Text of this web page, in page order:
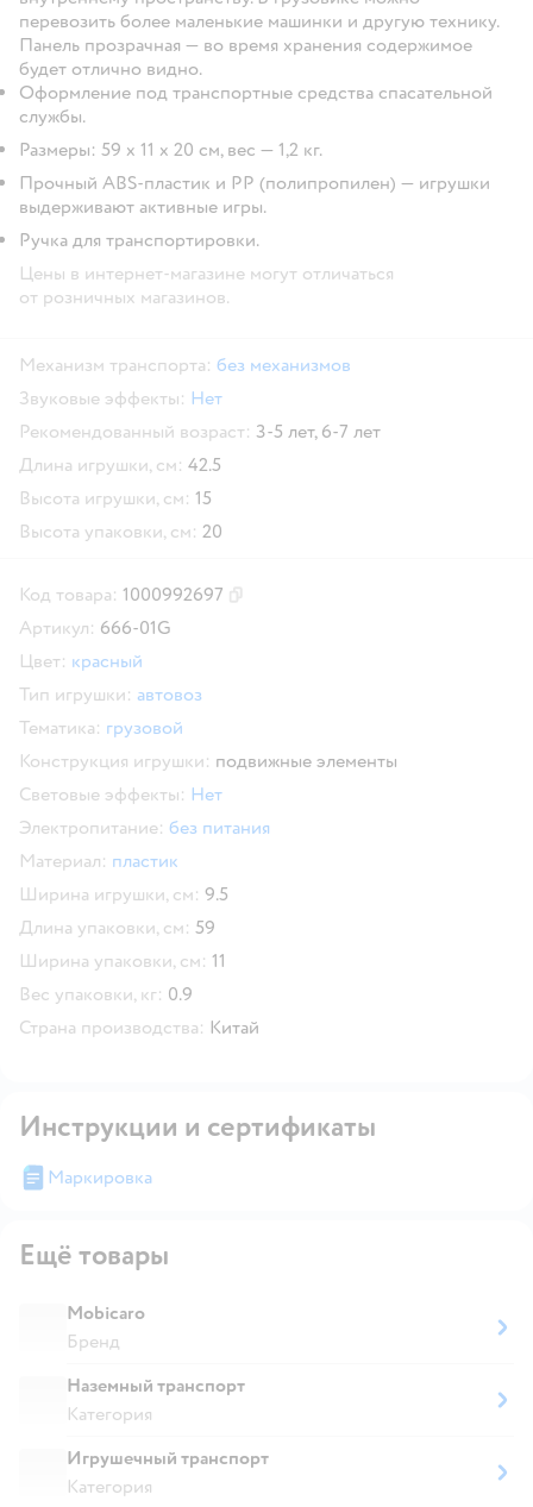
перевозить более маленькие машинки и другую технику.
Панель прозрачная — во время хранения содержимое
будет отлично видно.
Оформление под транспортные средства спасательной
службы.
Размеры: 59 х 11 х 20 см, вес — 1,2 кг.
Прочный ABS-пластик и PP (полипропилен) — игрушки
выдерживают активные игры.
Ручка для транспортировки.
Цены в интернет-магазине могут отличаться
от розничных магазинов.
Механизм транспорта: без механизмов
Звуковые эффекты: Нет
Рекомендованный возраст: 3-5 лет, 6-7 лет
Длина игрушки, см: 42.5
Высота игрушки, см: 15
Высота упаковки, см: 20
Код товара: 1000992697
Артикул: 666-01G
Цвет: красный
Тип игрушки: автовоз
Тематика: грузовой
Конструкция игрушки: подвижные элементы
Световые эффекты: Нет
Электропитание: без питания
Материал: пластик
Ширина игрушки, см: 9.5
Длина упаковки, см: 59
Ширина упаковки, см: 11
Вес упаковки, кг: 0.9
Страна производства: Китай
Инструкции и сертификаты
Маркировка
Ещё товары
Mobicaro
Бренд
Наземный транспорт
Категория
Игрушечный транспорт
Категория